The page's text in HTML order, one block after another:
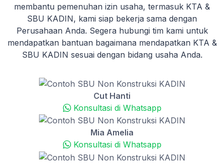
membantu pemenuhan izin usaha, termasuk KTA &
SBU KADIN, kami siap bekerja sama dengan
Perusahaan Anda. Segera hubungi tim kami untuk
mendapatkan bantuan bagaimana mendapatkan KTA &
SBU KADIN sesuai dengan bidang usaha Anda.
Cut Hanti
Konsultasi di Whatsapp
Mia Amelia
Konsultasi di Whatsapp